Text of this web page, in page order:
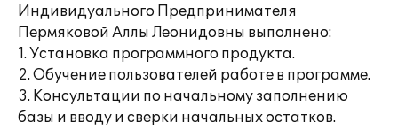
Индивидуального Предпринимателя
Пермяковой Аллы Леонидовны выполнено:
1. Установка программного продукта.
2. Обучение пользователей работе в программе.
3. Консультации по начальному заполнению
базы и вводу и сверки начальных остатков.